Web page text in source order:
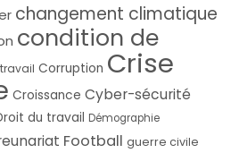
changement climatique
condition de
Corruption Crise
Croissance Cyber-sécurité
du travail Démographie
Football guerre civile